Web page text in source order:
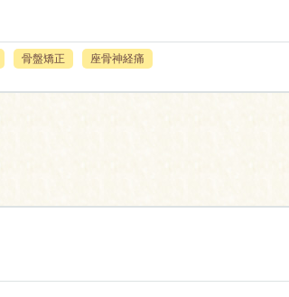
骨盤矯正 座骨神経痛